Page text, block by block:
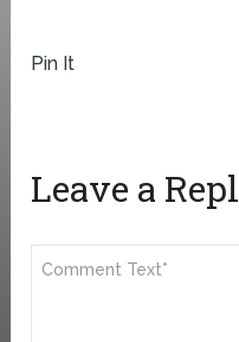
Pin It
Leave a